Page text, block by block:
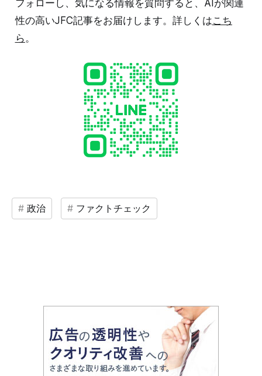
フォローし、気になる情報を質問すると、AIが関連
性の高いJFC記事をお届けします。詳しくはこち
ら。
政治 ファクトチェック